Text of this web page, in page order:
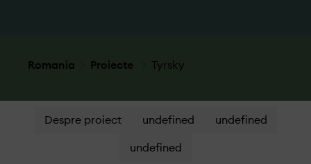
Romania Proiecte Tyrsky
Despre proiect undefined undefined
undefined